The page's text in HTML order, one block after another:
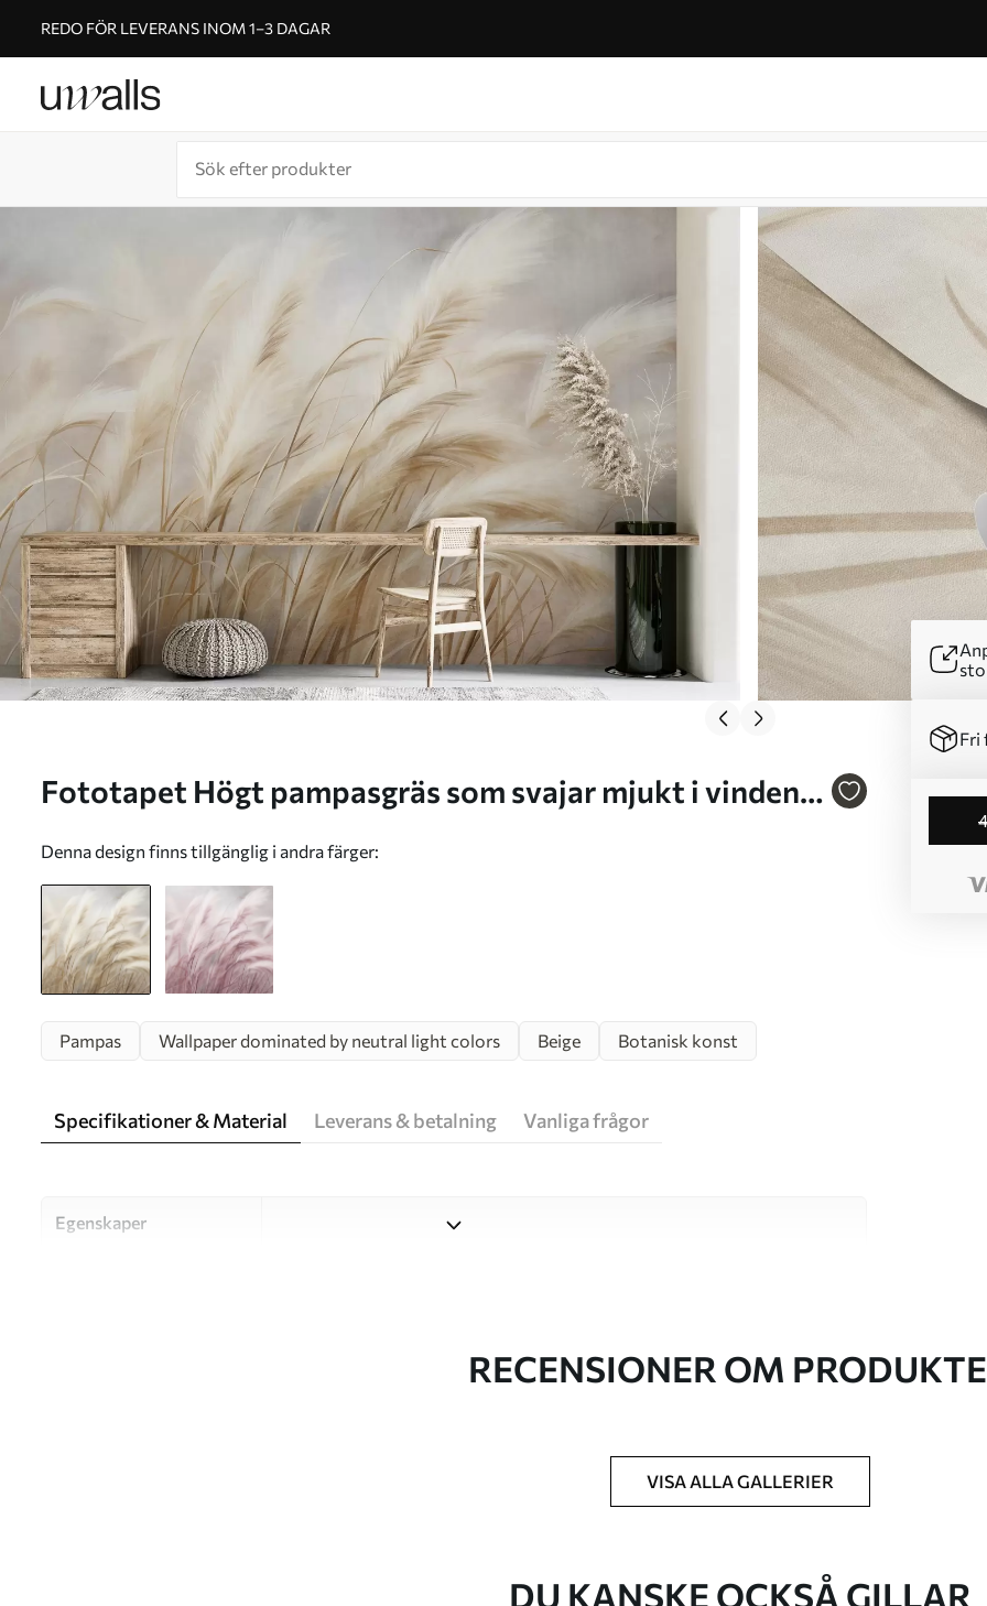
REDO FÖR LEVERANS INOM 1–3 DAGAR
Fototapet Högt pampasgräs som svajar mjukt i vinden
w09825
Denna design finns tillgänglig i andra färger:
Fri
Pampas Wallpaper dominated by neutral light colors Beige Botanisk konst
Specifikationer & Material Leverans & betalning Vanliga frågor
Egenskaper
RECENSIONER OM
VISA ALLA GALLERIER
DU KANSKE OCKSÅ GILLAR